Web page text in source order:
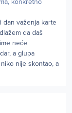
konkretno
dan važenja karte
da daš
neće
a glupa
nije skontao, a